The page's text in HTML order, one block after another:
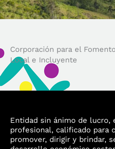
Corporación para el
Local e Incluyente
Entidad sin ánimo de lucro,
profesional, calificado para
promover, dirigir y brindar,